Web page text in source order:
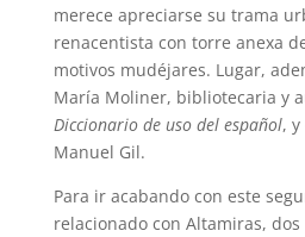
merece apreciarse su trama
renacentista con torre anexa
motivos mudéjares. Lugar,
María Moliner, bibliotecaria y
Diccionario de uso del español,
Manuel Gil.
Para ir acabando con este
relacionado con Altamiras,